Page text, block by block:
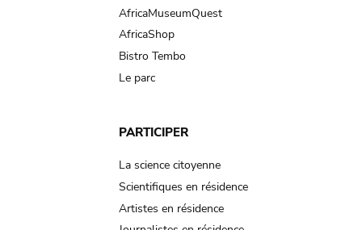
AfricaMuseumQuest
AfricaShop
Bistro Tembo
Le parc
PARTICIPER
La science citoyenne
Scientifiques en résidence
Artistes en résidence